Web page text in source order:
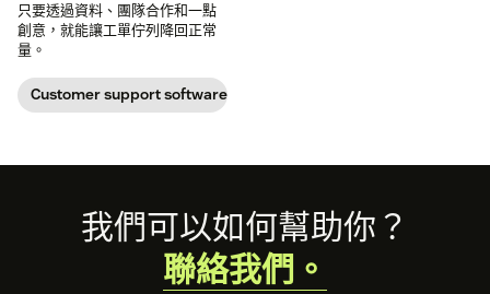
只要透過資料、團隊合作和一點
創意，就能讓工單佇列降回正常
量。
Customer support software
Footer我們可以如何幫助你？
聯絡我們。